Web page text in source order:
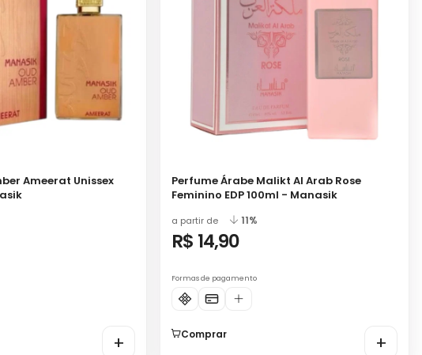
Ameerat Unissex
+
Perfume Árabe Malikt Al Arab Rose
Feminino EDP 100ml - Manasik
a partir de 11%
R$ 14,90
Formas de pagamento
Comprar +